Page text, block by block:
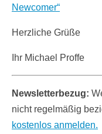
Newcomer“
Herzliche Grüße
Ihr Michael Proffe
Newsletterbezug:
nicht regelmäßig
kostenlos anmelden.